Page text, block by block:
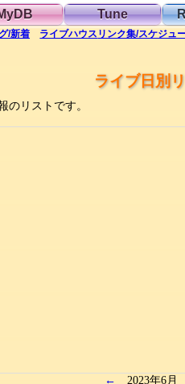
Tune
/新着 ライブハウス リンク集/スケジュ
ライブ日別
のリストです。
← 2023年6